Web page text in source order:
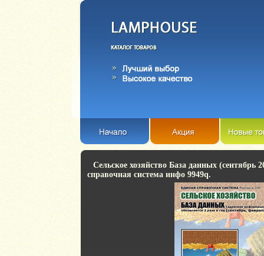
Сельское хозяйство База данных (сентябрь
справочная система инфо 9949q.